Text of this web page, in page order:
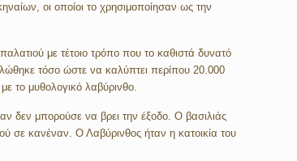
οι οποίοι το χρησιμοποίησαν ως την
με τέτοιο τρόπο που το καθιστά δυνατό
τόσο ώστε να καλύπτει περίπου 20.000
το μυθολογικό λαβύρινθο.
δεν μπορούσε να βρει την έξοδο. Ο βασιλιάς
σε κανέναν. Ο Λαβύρινθος ήταν η κατοικία του